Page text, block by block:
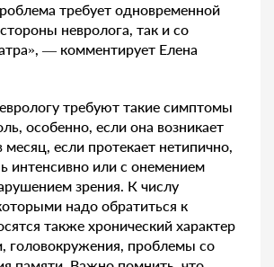
требует одновременной
невролога, так и со
— комментирует Елена
требуют такие симптомы
особенно, если она возникает
месяц, если протекает нетипично,
интенсивно или с онемением
зрения. К числу
надо обратиться к
также хронический характер
головокружения, проблемы со